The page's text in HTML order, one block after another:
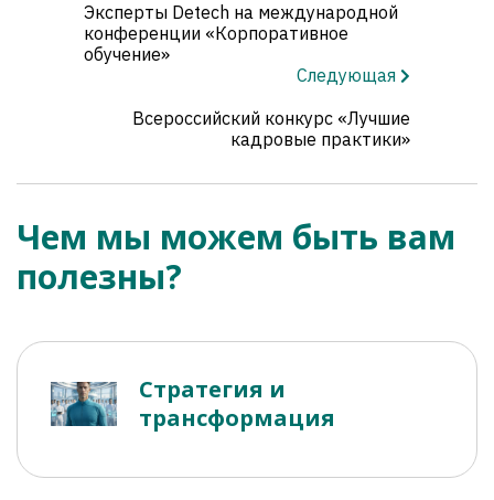
Эксперты Detech на международной
конференции «Корпоративное
обучение»
Следующая
Всероссийский конкурс «Лучшие
кадровые практики»
Чем мы можем быть вам
полезны?
Стратегия и
трансформация